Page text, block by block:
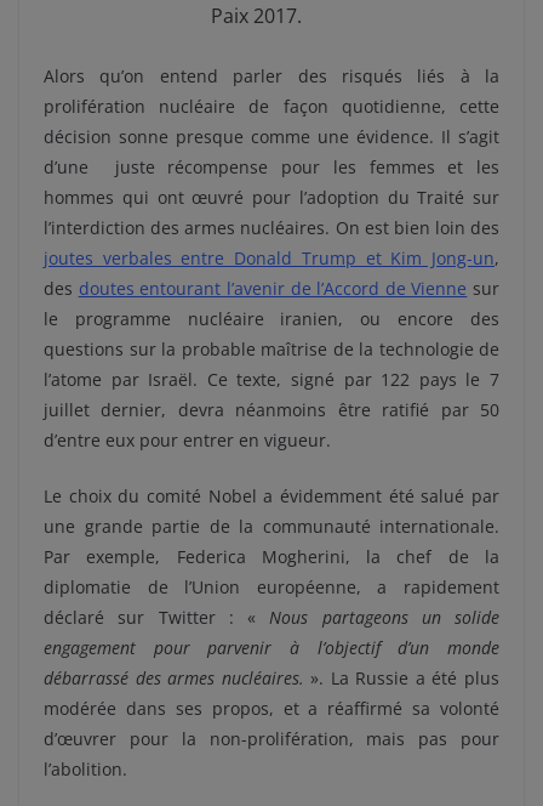
Paix 2017.
Alors qu’on entend parler des risqués liés à la
prolifération nucléaire de façon quotidienne, cette
décision sonne presque comme une évidence. Il s’agit
d’une juste récompense pour les femmes et les
hommes qui ont œuvré pour l’adoption du Traité sur
l’interdiction des armes nucléaires. On est bien loin des
joutes verbales entre Donald Trump et Kim Jong-un,
des doutes entourant l’avenir de l’Accord de Vienne sur
le programme nucléaire iranien, ou encore des
questions sur la probable maîtrise de la technologie de
l’atome par Israël. Ce texte, signé par 122 pays le 7
juillet dernier, devra néanmoins être ratifié par 50
d’entre eux pour entrer en vigueur.
Le choix du comité Nobel a évidemment été salué par
une grande partie de la communauté internationale.
Par exemple, Federica Mogherini, la chef de la
diplomatie de l’Union européenne, a rapidement
déclaré sur Twitter : « Nous partageons un solide
engagement pour parvenir à l’objectif d’un monde
débarrassé des armes nucléaires. ». La Russie a été plus
modérée dans ses propos, et a réaffirmé sa volonté
d’œuvrer pour la non-prolifération, mais pas pour
l’abolition.